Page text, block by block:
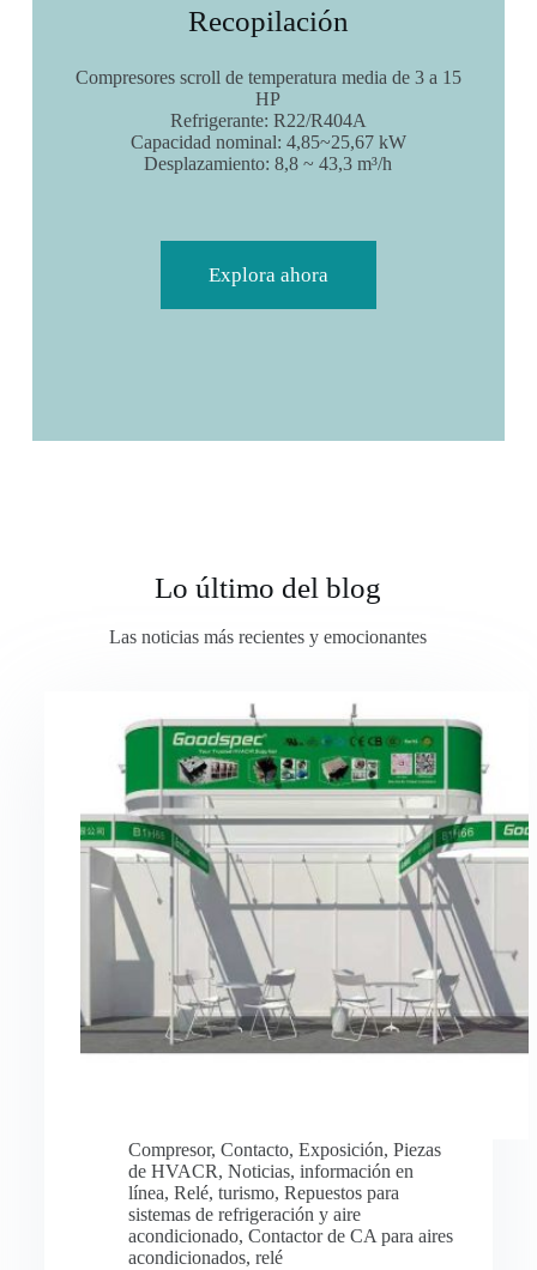
Recopilación
Compresores scroll de temperatura media de 3 a 15
HP
Refrigerante: R22/R404A
Capacidad nominal: 4,85~25,67 kW
Desplazamiento: 8,8 ~ 43,3 m³/h
Explora ahora
Lo último del blog
Las noticias más recientes y emocionantes
Compresor, Contacto, Exposición, Piezas
de HVACR, Noticias, información en
línea, Relé, turismo, Repuestos para
sistemas de refrigeración y aire
acondicionado, Contactor de CA para aires
acondicionados, relé